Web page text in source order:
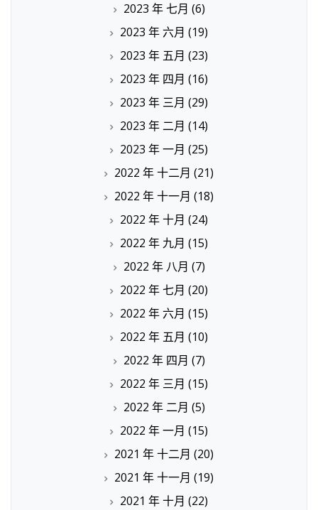
2023 年 七月 (6)
2023 年 六月 (19)
2023 年 五月 (23)
2023 年 四月 (16)
2023 年 三月 (29)
2023 年 二月 (14)
2023 年 一月 (25)
2022 年 十二月 (21)
2022 年 十一月 (18)
2022 年 十月 (24)
2022 年 九月 (15)
2022 年 八月 (7)
2022 年 七月 (20)
2022 年 六月 (15)
2022 年 五月 (10)
2022 年 四月 (7)
2022 年 三月 (15)
2022 年 二月 (5)
2022 年 一月 (15)
2021 年 十二月 (20)
2021 年 十一月 (19)
2021 年 十月 (22)